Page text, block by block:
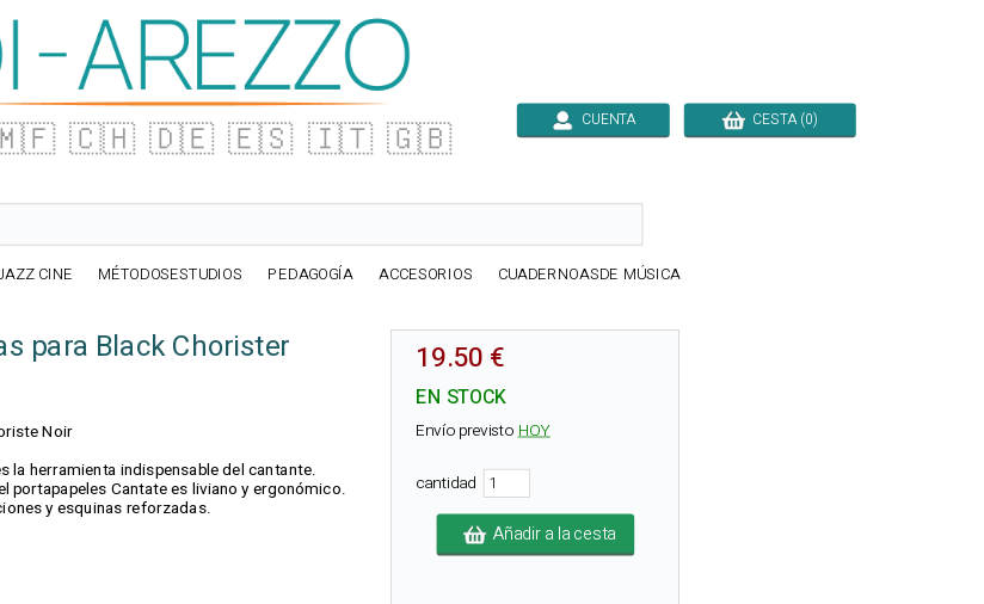
🇨🇭 🇩🇪 🇪🇸 🇮🇹 🇬🇧 CUENTA CESTA (0)
CINE MÉTODOSESTUDIOS PEDAGOGÍA ACCESORIOS CUADERNOASDE MÚSICA
para Black Chorister
Noir
la herramienta indispensable del cantante.
portapapeles Cantate es liviano y ergonómico.
y esquinas reforzadas.
19.50 €
EN STOCK
Envío previstoHOY
cantidad
Añadir a la cesta